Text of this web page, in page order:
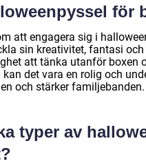
för
att engagera sig i
sin kreativitet, fantasi
att tänka utanför boxen
kan det vara en rolig och
och stärker familjebanden.
typer av